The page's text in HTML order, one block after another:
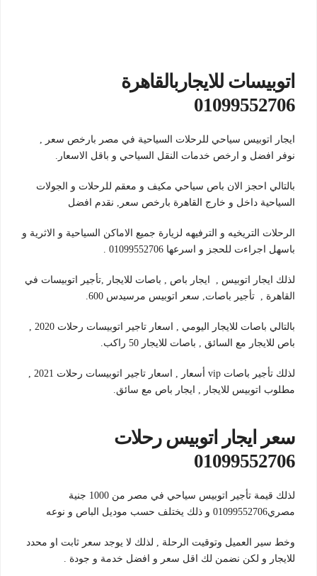
اتوبيسات للايجاربالقاهرة
01099552706
ايجار اتوبيس سياحي للرحلات السياحية في مصر بارخص سعر ,
نوفر افضل و ارخص خدمات النقل السياحي و باقل الاسعار.
بالتالي احجز الان باص سياحي مكيف و معقم للرحلات و الجولات
السياحية داخل و خارج القاهرة بارخص سعر, نقدم افضل
الرحلات التريخيه و الترفيهه لزيارة جميع الاماكن السياحية و الاثرية و
باسهل اجراءت للحجز و اسرعها 01099552706 .
لذلك ايجار اتوبيس , ايجار باص , باصات للايجار ,تأجير اتوبيسات في
القاهرة , تأجير باصات, سعر اتوبيس مرسيدس 600.
بالتالي باصات للايجار اليومي , اسعار تاجير اتوبيسات رحلات 2020 ,
باص للايجار مع السائق , باصات للايجار 50 راكب.
لذلك تأجير باصات vip أسعار , اسعار تاجير اتوبيسات رحلات 2021 ,
مطلوب اتوبيس للايجار , ايجار باص مع سائق.
سعر ايجار اتوبيس رحلات
01099552706
لذلك قيمة تأجير اتوبيس سياحي في مصر من 1000 جنية
مصري01099552706 و ذلك يختلف حسب موديل الباص و نوعه
وخط سير العميل وتوقيت الرحلة , لذلك لا يوجد سعر ثابت او محدد
للايجار و لكن نضمن لك اقل سعر و افضل خدمة و جودة .